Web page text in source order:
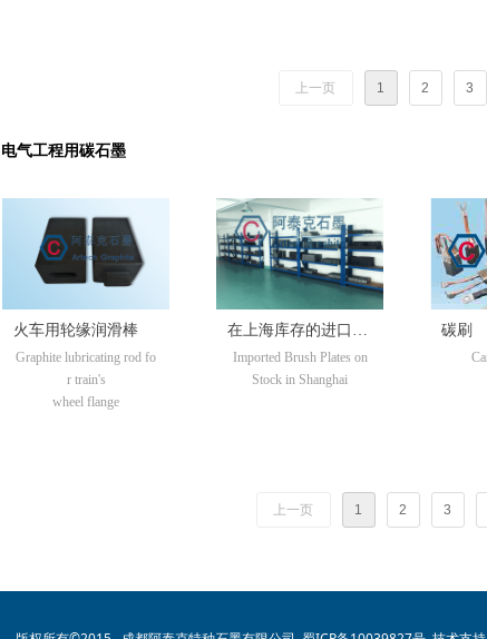
上一页 1 2 3
电气工程用碳石墨
火车用轮缘润滑棒
Graphite lubricating rod fo
r train's
wheel flange
在上海库存的进口碳
刷坯料
Imported Brush Plates on
Stock in Shanghai
碳刷
上一页 1 2 3